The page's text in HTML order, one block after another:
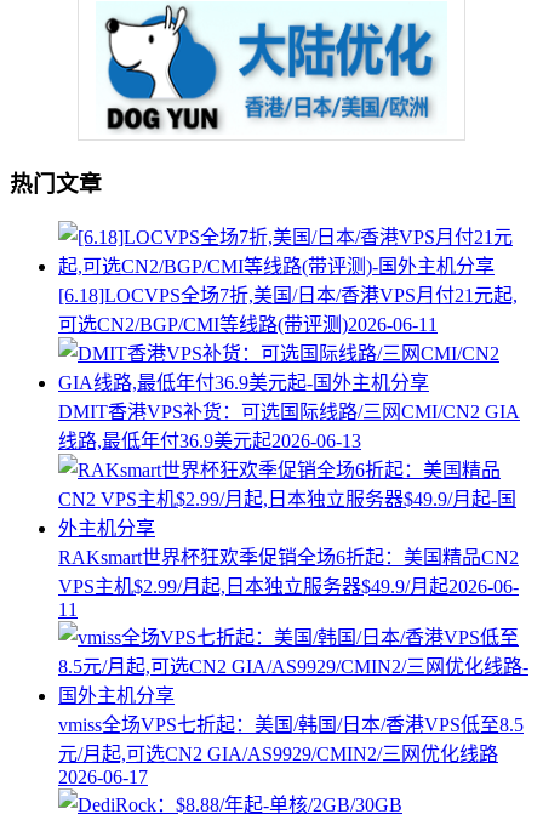
热门文章
[6.18]LOCVPS全场7折,美国/日本/香港VPS月付21元起,
可选CN2/BGP/CMI等线路(带评测)2026-06-11
DMIT香港VPS补货：可选国际线路/三网CMI/CN2 GIA
线路,最低年付36.9美元起2026-06-13
RAKsmart世界杯狂欢季促销全场6折起：美国精品CN2
VPS主机$2.99/月起,日本独立服务器$49.9/月起2026-06-
11
vmiss全场VPS七折起：美国/韩国/日本/香港VPS低至8.5
元/月起,可选CN2 GIA/AS9929/CMIN2/三网优化线路
2026-06-17